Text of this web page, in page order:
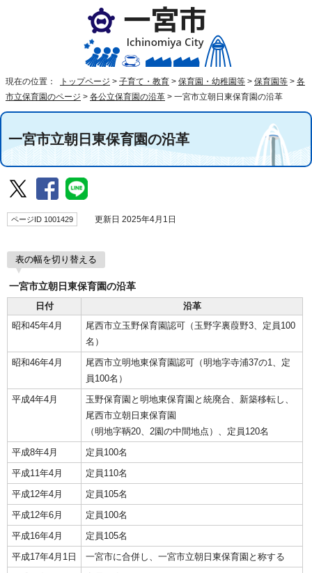
現在の位置： トップページ > 子育て・教育 > 保育園・幼稚園等 > 保育園等 > 各
市立保育園のページ > 各公立保育園の沿革 > 一宮市立朝日東保育園の沿革
一宮市立朝日東保育園の沿革
ページID 1001429 更新日 2025年4月1日
表の幅を切り替える
一宮市立朝日東保育園の沿革
日付
沿革
昭和45年4月
尾西市立玉野保育園認可（玉野字裏葭野3、定員100
名）
昭和46年4月
尾西市立明地東保育園認可（明地字寺浦37の1、定
員100名）
平成4年4月
玉野保育園と明地東保育園と統廃合、新築移転し、
尾西市立朝日東保育園
（明地字鞆20、2園の中間地点）、定員120名
平成8年4月
定員100名
平成11年4月
定員110名
平成12年4月
定員105名
平成12年6月
定員100名
平成16年4月
定員105名
平成17年4月1日
一宮市に合併し、一宮市立朝日東保育園と称する